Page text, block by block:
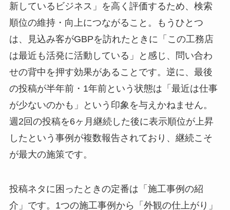
新しているビジネス」を高く評価するため、検索
順位の維持・向上につながること。もうひとつ
は、見込み客がGBPを訪れたときに「この工務店
は最近も活発に活動している」と感じ、問い合わ
せの背中を押す効果があることです。逆に、最後
の投稿が半年前・1年前という状態は「最近は仕事
が少ないのかも」という印象を与えかねません。
週2回の投稿を6ヶ月継続した後に表示順位が上昇
したという事例が複数報告されており、継続こそ
が最大の施策です。
投稿ネタに困ったときの定番は「施工事例の紹
介」です。1つの施工事例から「外観の仕上がり」